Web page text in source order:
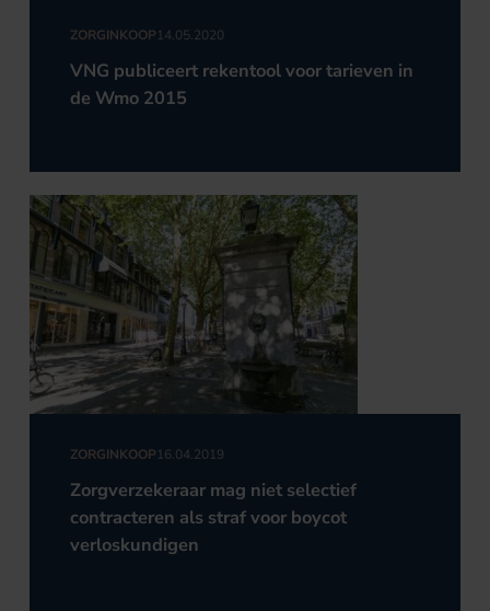
ZORGINKOOP14.05.2020
VNG publiceert rekentool voor tarieven in
de Wmo 2015
ZORGINKOOP16.04.2019
Zorgverzekeraar mag niet selectief
contracteren als straf voor boycot
verloskundigen